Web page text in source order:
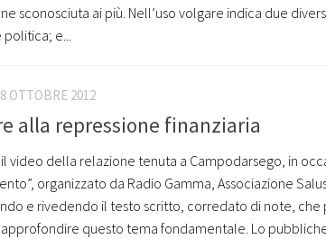
sconosciuta ai più. Nell’uso volgare indica due
e...
OTTOBRE 2012
alla repressione finanziaria
video della relazione tenuta a Campodarsego, in
organizzato da Radio Gamma, Associazione
e rivedendo il testo scritto, corredato di note,
questo tema fondamentale. Lo